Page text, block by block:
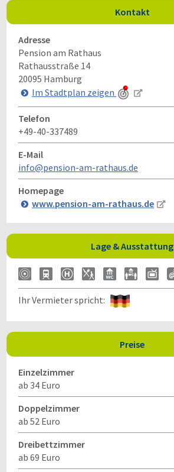
Kontakt
Adresse
Pension am Rathaus
Rathausstraße 14
20095 Hamburg
Im Stadtplan zeigen
Telefon
+49-40-337489
E-Mail
info@pension-am-rathaus.de
Homepage
www.pension-am-rathaus.de
Lage & Ausstattung
Ihr Vermieter spricht:
Preise
Einzelzimmer
ab 34 Euro
Doppelzimmer
ab 52 Euro
Dreibettzimmer
ab 69 Euro